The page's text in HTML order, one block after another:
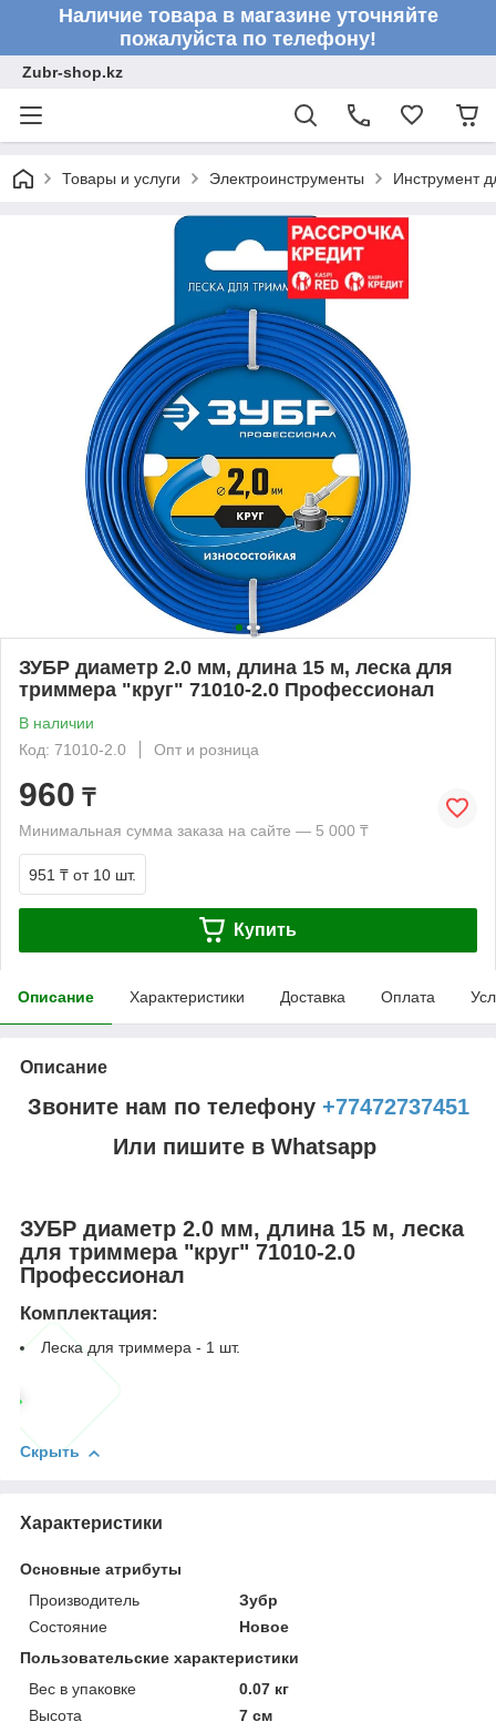
Наличие товара в магазине уточняйте
пожалуйста по телефону!
Zubr-shop.kz
Товары и услуги Электроинструменты Инструмент
ЗУБР диаметр 2.0 мм, длина 15 м, леска для
триммера "круг" 71010-2.0 Профессионал
В наличии
Код: 71010-2.0
Опт и розница
960 ₸
Минимальная сумма заказа на сайте — 5 000 ₸
951 ₸ от 10 шт.
Купить
Описание Характеристики Доставка Оплата
Описание
Звоните нам по телефону +77472737451
Или пишите в Whatsapp
ЗУБР диаметр 2.0 мм, длина 15 м, леска
для триммера "круг" 71010-2.0
Профессионал
Комплектация:
Леска для триммера - 1 шт.
Скрыть
Характеристики
Основные атрибуты
Производитель
Зубр
Состояние
Новое
Пользовательские характеристики
Вес в упаковке
0.07 кг
Высота
7 см